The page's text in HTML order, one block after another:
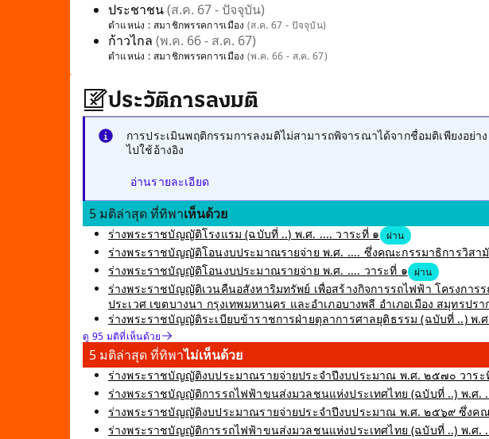
ประชาชน(ส.ค. 67 - ปัจจุบัน)
ตำแหน่ง : สมาชิกพรรคการเมือง(ส.ค. 67 - ปัจจุบัน)
ก้าวไกล (พ.ค. 66 - ส.ค. 67)
ตำแหน่ง : สมาชิกพรรคการเมือง(พ.ค. 66 - ส.ค. 67)
ประวัติการลงมติ
การประเมินพฤติกรรมการลงมติไม่สามารถพิจารณาได้จากชื่อมติเพียงอ
ไปใช้อ้างอิง
อ่านรายละเอียด
5 มติล่าสุด ที่ทิพาเห็นด้วย
ร่างพระราชบัญญัติโรงแรม (ฉบับที่ ..) พ.ศ. .... วาระที่ ๑ ผ่าน
ร่างพระราชบัญญัติโอนงบประมาณรายจ่าย พ.ศ. .... ซึ่งคณะกรรมาธิการวิสา
ร่างพระราชบัญญัติโอนงบประมาณรายจ่าย พ.ศ. .... วาระที่ ๑ ผ่าน
ร่างพระราชบัญญัติเวนคืนอสังหาริมทรัพย์ เพื่อสร้างกิจการรถไฟฟ้า โครงกา
ประเวศ เขตบางนา กรุงเทพมหานคร และอำเภอบางพลี อำเภอเมือง สมุทร
ร่างพระราชบัญญัติระเบียบข้าราชการฝ่ายตุลาการศาลยุติธรรม (ฉบับที่ ..) พ.
ดู 95 มติที่เห็นด้วย
5 มติล่าสุด ที่ทิพาไม่เห็นด้วย
ร่างพระราชบัญญัติงบประมาณรายจ่ายประจำปีงบประมาณ พ.ศ. ๒๕๗๐ วาระ
ร่างพระราชบัญญัติการรถไฟฟ้าขนส่งมวลชนแห่งประเทศไทย (ฉบับที่ ..) พ.ศ
ร่างพระราชบัญญัติงบประมาณรายจ่ายประจำปีงบประมาณ พ.ศ. ๒๕๖๙ ซึ่งค
ร่างพระราชบัญญัติการรถไฟฟ้าขนส่งมวลชนแห่งประเทศไทย (ฉบับที่ ..) พ.ศ.